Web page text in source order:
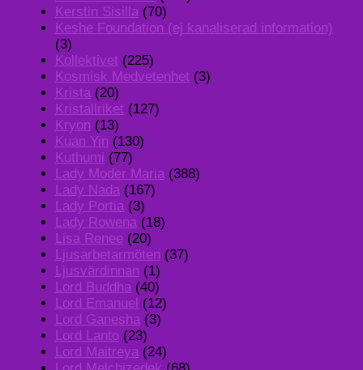
Kerstin Sisilla (70)
Keshe Foundation (ej kanaliserad information)
(3)
Kollektivet (225)
Kosmisk Medvetenhet (3)
Krista (20)
Kristallriket (127)
Kryon (13)
Kuan Yin (130)
Kuthumi (77)
Lady Moder Maria (388)
Lady Nada (167)
Lady Portia (3)
Lady Rowena (18)
Lisa Renee (20)
Ljusarbetarmöten (37)
Ljusvärdinnan (1)
Lord Buddha (40)
Lord Emanuel (12)
Lord Ganesha (3)
Lord Lanto (23)
Lord Maitreya (24)